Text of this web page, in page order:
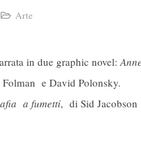
Arte
in due graphic novel:
e David Polonsky.
a fumetti, di Sid Jacobson